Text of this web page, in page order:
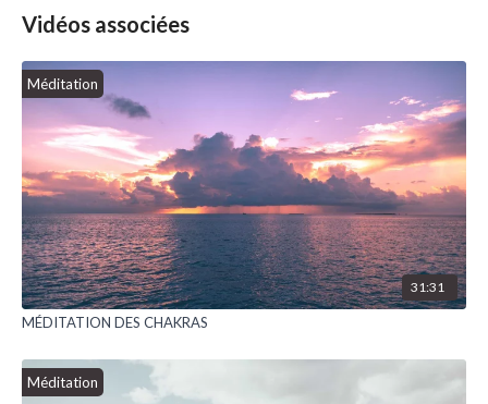
Vidéos associées
Méditation
31:31
MÉDITATION DES CHAKRAS
Méditation